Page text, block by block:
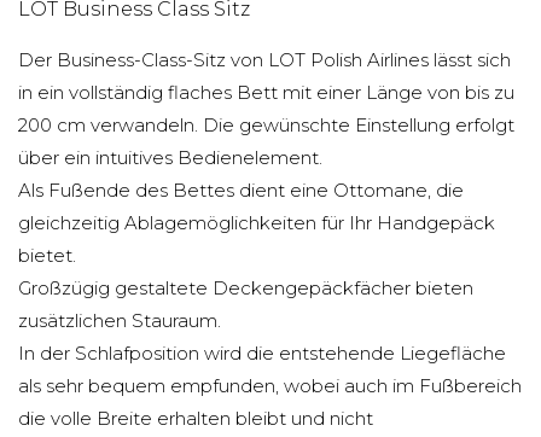
LOT Business Class Sitz
Der Business-Class-Sitz von LOT Polish Airlines lässt sich
in ein vollständig flaches Bett mit einer Länge von bis zu
200 cm verwandeln. Die gewünschte Einstellung erfolgt
über ein intuitives Bedienelement.
Als Fußende des Bettes dient eine Ottomane, die
gleichzeitig Ablagemöglichkeiten für Ihr Handgepäck
bietet.
Großzügig gestaltete Deckengepäckfächer bieten
zusätzlichen Stauraum.
In der Schlafposition wird die entstehende Liegefläche
als sehr bequem empfunden, wobei auch im Fußbereich
die volle Breite erhalten bleibt und nicht